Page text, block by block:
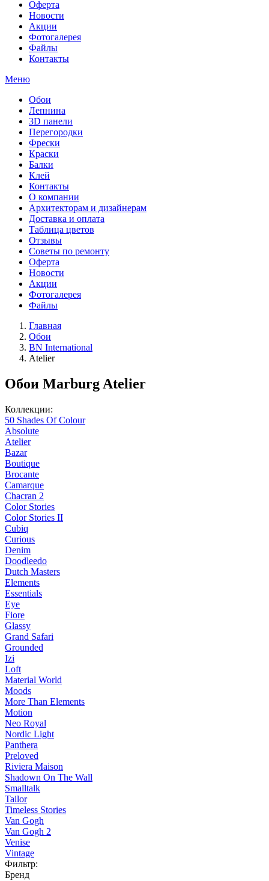
Оферта
Новости
Акции
Фотогалерея
Файлы
Контакты
Меню
Обои
Лепнина
3D панели
Перегородки
Фрески
Краски
Балки
Клей
Контакты
О компании
Архитекторам и дизайнерам
Доставка и оплата
Таблица цветов
Отзывы
Советы по ремонту
Оферта
Новости
Акции
Фотогалерея
Файлы
Главная
Обои
BN International
Atelier
Обои Marburg Atelier
Коллекции:
50 Shades Of Colour
Absolute
Atelier
Bazar
Boutique
Brocante
Camarque
Chacran 2
Color Stories
Color Stories II
Cubiq
Curious
Denim
Doodleedo
Dutch Masters
Elements
Essentials
Eye
Fiore
Glassy
Grand Safari
Grounded
Izi
Loft
Material World
Moods
More Than Elements
Motion
Neo Royal
Nordic Light
Panthera
Preloved
Riviera Maison
Shadown On The Wall
Smalltalk
Tailor
Timeless Stories
Van Gogh
Van Gogh 2
Venise
Vintage
Фильтр:
Бренд